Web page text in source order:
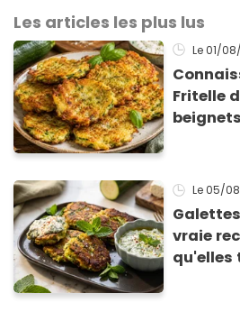
Les articles les plus lus
Le 01/
Fritelle
Le 05/
vraie
qu'elles